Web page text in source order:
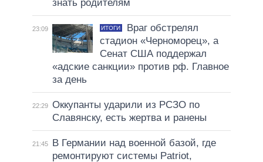
знать родителям
23:09 ИТОГИ
Враг обстрелял
стадион «Черноморец», а
Сенат США поддержал
«адские санкции» против рф. Главное
за день
22:29 Оккупанты ударили из РСЗО по
Славянску, есть жертва и ранены
21:45
В Германии над военной базой, где
ремонтируют системы Patriot,